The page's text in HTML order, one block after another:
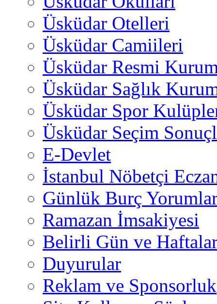
Üsküdar Otelleri
Üsküdar Camiileri
Üsküdar Resmi
Üsküdar Sağlık
Üsküdar Spor
Üsküdar Seçim
E-Devlet
İstanbul Nöbetçi
Günlük Burç
Ramazan İmsakiyesi
Belirli Gün ve
Duyurular
Reklam ve Sponsorluk